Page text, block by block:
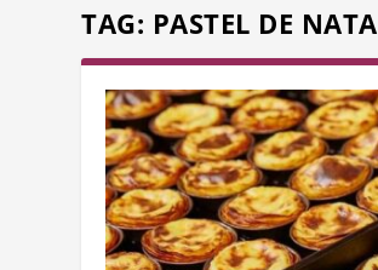
TAG: PASTEL DE NATA